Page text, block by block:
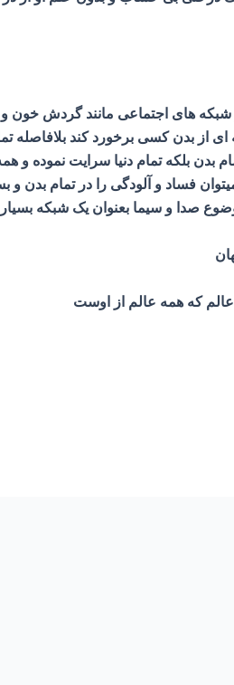
و شبکه های اجتماعی مانند گردش
بدن کسی برخورد کند بلافاصله
بلکه تمام دنیا سرایت نموده و
فساد و آلودگی را در تمام بدن
صدا و سیما بعنوان یک شبکه
که همه عالم از اوست